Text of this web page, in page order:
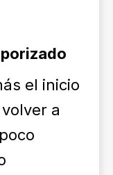
el inicio
a